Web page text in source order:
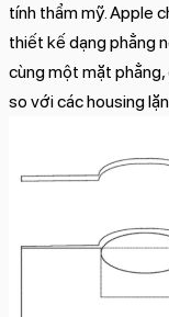
tính thẩm mỹ. Apple
thiết kế dạng phẳng
cùng một mặt
so với các housing